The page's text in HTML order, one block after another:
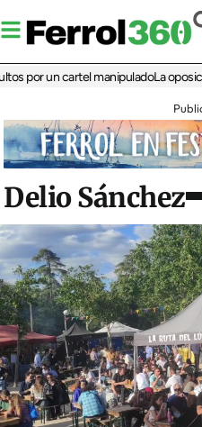
un cartel manipuladoLa oposición
Delio Sánchez